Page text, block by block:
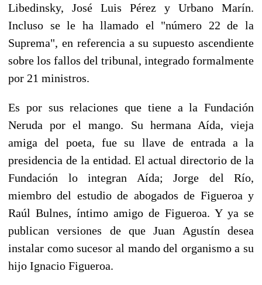
Libedinsky, José Luis Pérez y Urbano Marín.
Incluso se le ha llamado el "número 22 de la
Suprema", en referencia a su supuesto ascendiente
sobre los fallos del tribunal, integrado formalmente
por 21 ministros.
Es por sus relaciones que tiene a la Fundación
Neruda por el mango. Su hermana Aída, vieja
amiga del poeta, fue su llave de entrada a la
presidencia de la entidad. El actual directorio de la
Fundación lo integran Aída; Jorge del Río,
miembro del estudio de abogados de Figueroa y
Raúl Bulnes, íntimo amigo de Figueroa. Y ya se
publican versiones de que Juan Agustín desea
instalar como sucesor al mando del organismo a su
hijo Ignacio Figueroa.